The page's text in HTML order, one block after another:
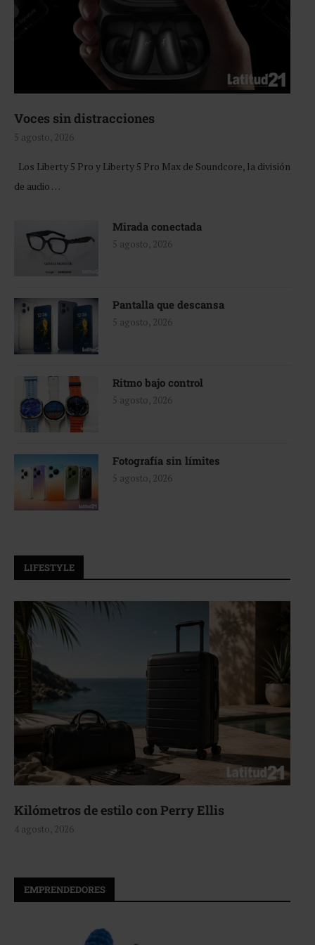
Voces sin distracciones
5 agosto, 2026
Los Liberty 5 Pro y Liberty 5 Pro Max de Soundcore, la división
de audio …
Mirada conectada
5 agosto, 2026
Pantalla que descansa
5 agosto, 2026
Ritmo bajo control
5 agosto, 2026
Fotografía sin límites
5 agosto, 2026
LIFESTYLE
Aerie, texturas que fluyen
4 agosto, 2026
EMPRENDEDORES